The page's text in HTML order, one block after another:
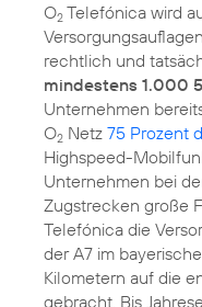
O2 Telefónica wird
rechtlich und
mindestens 1.000
Unternehmen
O2 Netz 75 Prozent
Highspeed-
Unternehmen bei
Zugstrecken große
Telefónica die
der A7 im
Kilometern auf die
gebracht. Bis